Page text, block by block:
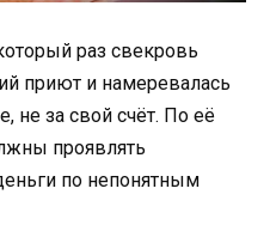
раз свекровь
приют и намеревалась
не за свой счёт. По её
проявлять
по непонятным